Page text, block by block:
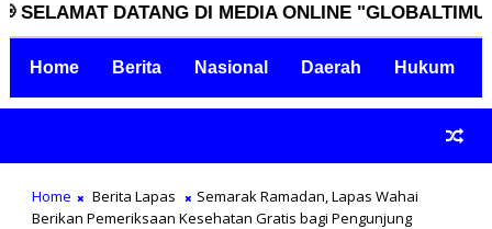
DATANG DI MEDIA ONLINE
Home Berita Nasional Daerah Hukum
Home Berita Lapas
Semarak Ramadan, Lapas Wahai
Berikan Pemeriksaan Kesehatan Gratis bagi Pengunjung